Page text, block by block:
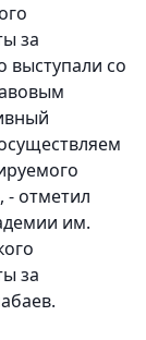
за
выступали со
- отметил
им.
за